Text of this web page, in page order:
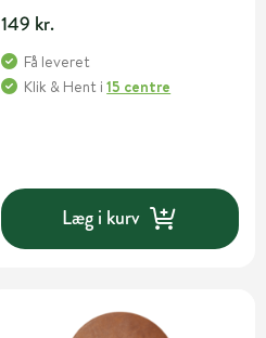
149 kr.
Få leveret
Klik & Hent i15 centre
Læg i kurv